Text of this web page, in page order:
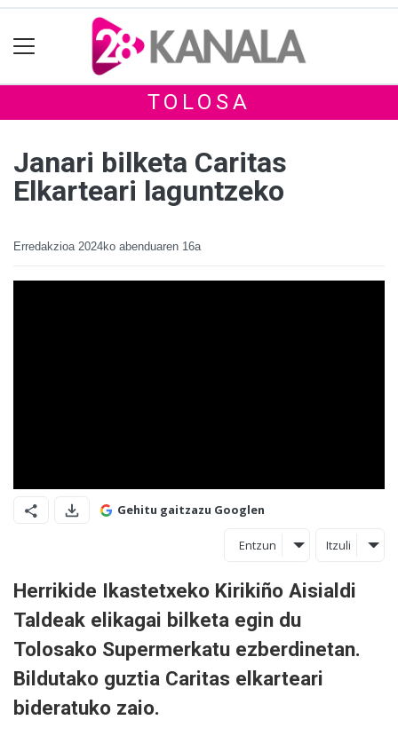
TOLOSA
Janari bilketa Caritas
Elkarteari laguntzeko
Erredakzioa 2024ko abenduaren 16a
Gehitu gaitzazu Googlen
Entzun Itzuli
Herrikide Ikastetxeko Kirikiño Aisialdi
Taldeak elikagai bilketa egin du
Tolosako Supermerkatu ezberdinetan.
Bildutako guztia Caritas elkarteari
bideratuko zaio.